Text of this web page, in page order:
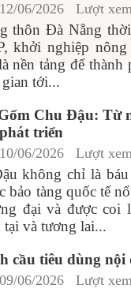
06/2026 Lượt
thôn Đà Nẵng
khởi nghiệp
nền tảng để thành
tới...
Chu Đậu: Từ
triển
06/2026 Lượt
không chỉ là
bảo tàng quốc tế
đại và được coi
và tương lai...
cầu tiêu dùng nội
06/2026 Lượt